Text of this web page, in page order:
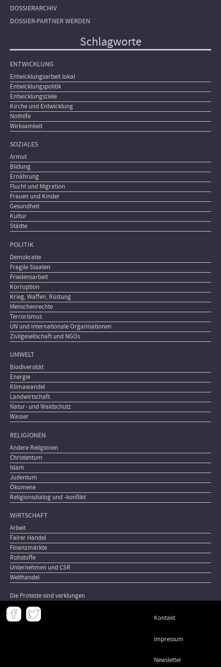
DOSSIERARCHIV
DOSSIER-PARTNER WERDEN
Schlagworte
ENTWICKLUNG
Entwicklungsarbeit lokal
Entwicklungspolitik
Entwicklungsziele
Kirche und Entwicklung
Nothilfe
Wirksamkeit
SOZIALES
Armut
Bildung
Ernährung
Flucht und Migration
Frauen und Kinder
Gesundheit
Kultur
Städte
POLITIK
Demokratie
Fragile Staaten
Friedensarbeit
Korruption
Krieg, Waffen, Rüstung
Menschenrechte
Terrorismus
UN und internationale Organisationen
Zivilgesellschaft und NGOs
UMWELT
Biodiversität
Energie
Klimawandel
Landwirtschaft
Natur- und Waldschutz
Wasser
RELIGIONEN
Andere Religionen
Christentum
Islam
Judentum
Ökumene
Religionsdialog und -konflikt
WIRTSCHAFT
Arbeit
Fairer Handel
Finanzmärkte
Rohstoffe
Unternehmen und CSR
Welthandel
Die Proteste sind verklungen
Meta
- Kontakt
Impressum
Newsletter